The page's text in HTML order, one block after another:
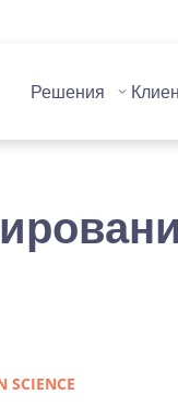
Решения
SCIENCE